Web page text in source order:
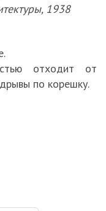
1938
отходит от
по корешку.